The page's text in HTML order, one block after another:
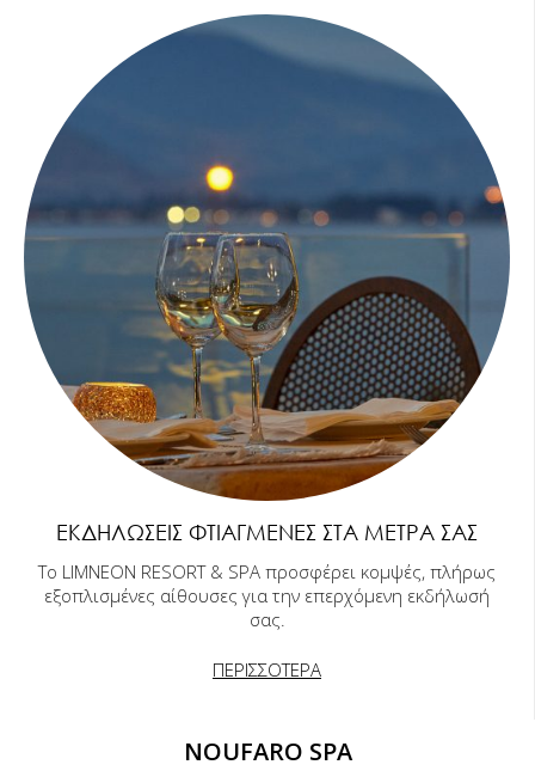
ΕΚΔΗΛΏΣΕΙΣ ΦΤΙΑΓΜΈΝΕΣ ΣΤΑ ΜΈΤΡΑ ΣΑΣ
Το LIMNEON RESORT & SPA προσφέρει κομψές, πλήρως
εξοπλισμένες αίθουσες για την επερχόμενη εκδήλωσή
σας.
ΠΕΡΙΣΣΟΤΕΡΑ
NOUFARO SPA